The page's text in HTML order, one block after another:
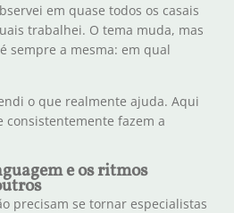
em quase todos os casais
trabalhei. O tema muda, mas
sempre a mesma: em qual
o que realmente ajuda. Aqui
consistentemente fazem a
e os ritmos
precisam se tornar especialistas